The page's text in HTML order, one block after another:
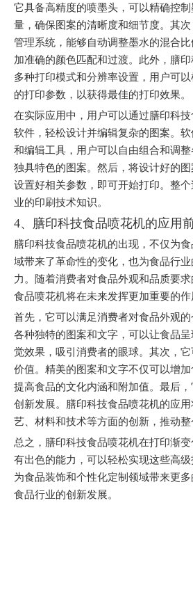
它具备高精度的喷墨头，可以精确控
量，确保图案的清晰度和细节度。其
管理系统，能够自动调整墨水的混合
加准确的颜色匹配和过渡。此外，膳
多种打印模式和分辨率设置，用户可
的打印参数，以获得最佳的打印效果。
在实际应用中，用户可以通过膳印科
软件，轻松设计并编辑复杂的图案。
和编辑工具，用户可以自由组合和调
独具特色的图案。然后，将设计好的图
设置好相关参数，即可开始打印。整
业的印刷技术知识。
4、膳印科技食品喷花机的应用
膳印科技食品喷花机的出现，不仅为
域带来了革命性的变化，也为食品行
力。随着消费者对食品外观和品质要求
食品喷花机将在未来发挥更加重要的作
首先，它可以满足消费者对食品外观
各种独特的图案和文字，可以让食品
觉效果，吸引消费者的眼球。其次，
价值。精美的图案和文字不仅可以增
提高食品的文化内涵和附加值。最后
创新发展。膳印科技食品喷花机的应
艺、材料和技术等方面的创新，推动整
总之，膳印科技食品喷花机在打印渐
有出色的能力，可以轻松实现这些高
为食品装饰和个性化定制领域带来更
食品行业的创新发展。